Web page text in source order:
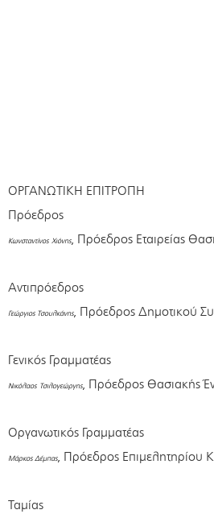
ΟΡΓΑΝΩΤΙΚΗ ΕΠΙΤΡΟΠΗ
Πρόεδρος
Κωνσταντίνος Χιόνης, Πρόεδρος Εταιρείας
Αντιπρόεδρος
Γεώργιος Τσουλκάνης, Πρόεδρος Δημοτικού
Γενικός Γραμματέας
Νικόλαος Τσιλογεώργης, Πρόεδρος Θασιακής
Οργανωτικός Γραμματέας
Μάρκος Δέμπας, Πρόεδρος Επιμελητηρίου
Ταμίας